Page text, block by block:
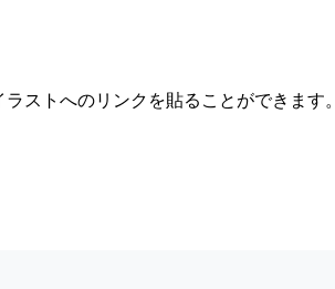
ストへのリンクを貼ることができます。